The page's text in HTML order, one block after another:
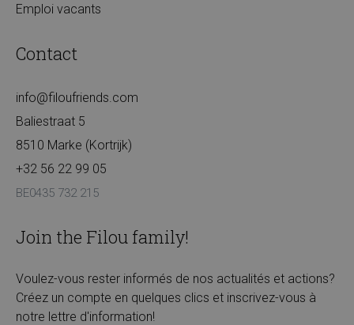
Emploi vacants
Contact
info@filoufriends.com
Baliestraat 5
8510 Marke (Kortrijk)
+32 56 22 99 05
BE0435 732 215
Join the Filou family!
Voulez-vous rester informés de nos actualités et actions?
Créez un compte en quelques clics et inscrivez-vous à
notre lettre d'information!